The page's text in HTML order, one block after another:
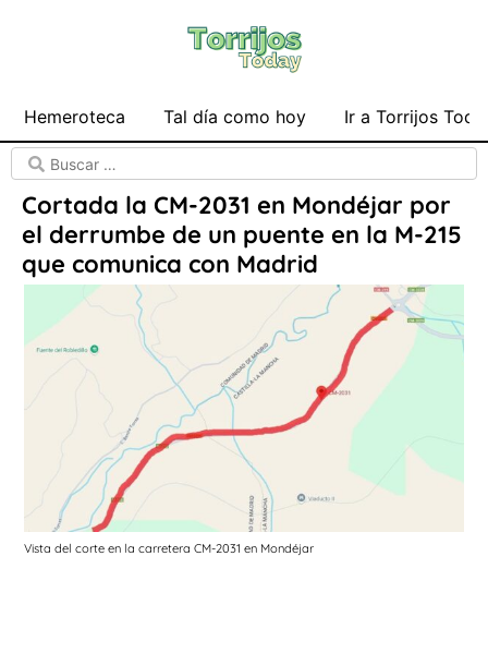
Hemeroteca Tal día como hoy Ir a Torrijos
Cortada la CM-2031 en Mondéjar por
el derrumbe de un puente en la M-215
que comunica con Madrid
Vista del corte en la carretera CM-2031 en Mondéjar